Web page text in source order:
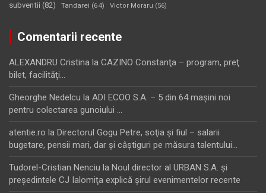
subventii (82) Tandarei (64) Victor Moraru (56)
Comentarii recente
ALEXANDRU Cristina la CAZINO Constanţa – program, preţ
bilet, facilităţi…
Gheorghe Nedelcu la ADI ECOO S.A. – 5 din 64 maşini noi
pentru colectarea gunoiului …
atentie.ro la Directorul Gogu Petre, soţia şi fiul – salarii
bugetare, pensii mari, dar şi câştiguri pe măsura talentului…
Tudorel-Cristian Nenciu la Noul director al URBAN S.A. şi
preşedintele CJ Ialomiţa explică şirul evenimentelor recente